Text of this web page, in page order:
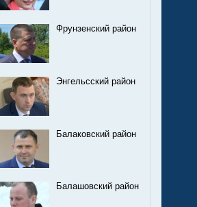
Фрунзенский район
Энгельсский район
Балаковский район
Балашовский район